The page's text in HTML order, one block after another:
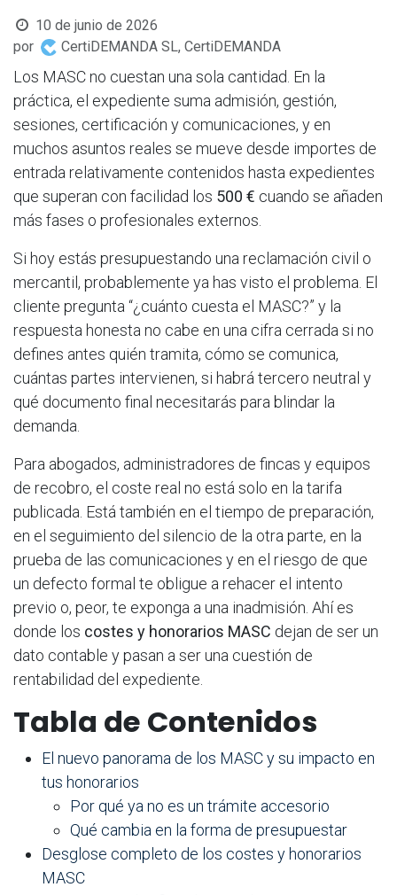
10 de junio de 2026
por
CertiDEMANDA SL, CertiDEMANDA
Los MASC no cuestan una sola cantidad. En la
práctica, el expediente suma admisión, gestión,
sesiones, certificación y comunicaciones, y en
muchos asuntos reales se mueve desde importes de
entrada relativamente contenidos hasta expedientes
que superan con facilidad los 500 € cuando se añaden
más fases o profesionales externos.
Si hoy estás presupuestando una reclamación civil o
mercantil, probablemente ya has visto el problema. El
cliente pregunta “¿cuánto cuesta el MASC?” y la
respuesta honesta no cabe en una cifra cerrada si no
defines antes quién tramita, cómo se comunica,
cuántas partes intervienen, si habrá tercero neutral y
qué documento final necesitarás para blindar la
demanda.
Para abogados, administradores de fincas y equipos
de recobro, el coste real no está solo en la tarifa
publicada. Está también en el tiempo de preparación,
en el seguimiento del silencio de la otra parte, en la
prueba de las comunicaciones y en el riesgo de que
un defecto formal te obligue a rehacer el intento
previo o, peor, te exponga a una inadmisión. Ahí es
donde los costes y honorarios MASC dejan de ser un
dato contable y pasan a ser una cuestión de
rentabilidad del expediente.
Tabla de Contenidos
El nuevo panorama de los MASC y su impacto en
tus honorarios
Por qué ya no es un trámite accesorio
Qué cambia en la forma de presupuestar
Desglose completo de los costes y honorarios
MASC